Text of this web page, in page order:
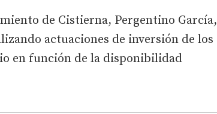
de Cistierna, Pergentino García,
actuaciones de inversión de los
en función de la disponibilidad